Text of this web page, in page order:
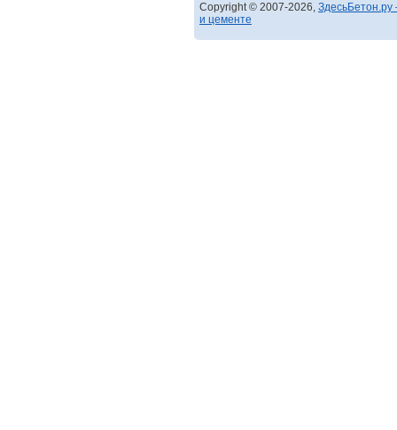
Copyright © 2007-2026,
и цементе